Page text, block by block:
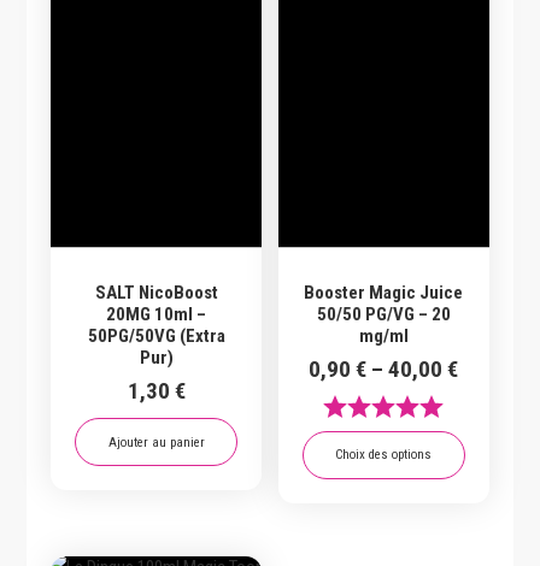
SALT NicoBoost
20MG 10ml –
50PG/50VG (Extra
Pur)
1,30 €
Ajouter au panier
Booster Magic Juice
50/50 PG/VG – 20
mg/ml
0,90€ –40,00€
Choix des options